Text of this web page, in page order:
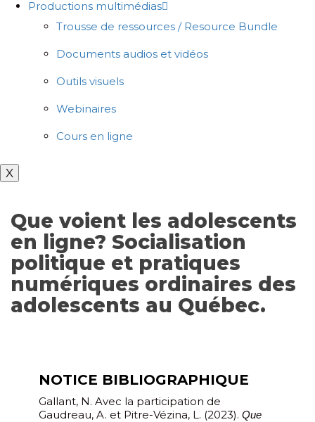
Productions multimédias
Trousse de ressources / Resource Bundle
Documents audios et vidéos
Outils visuels
Webinaires
Cours en ligne
X
Que voient les adolescents
en ligne? Socialisation
politique et pratiques
numériques ordinaires des
adolescents au Québec.
NOTICE BIBLIOGRAPHIQUE
Gallant, N. Avec la participation de
Gaudreau, A. et Pitre-Vézina, L. (2023). Que